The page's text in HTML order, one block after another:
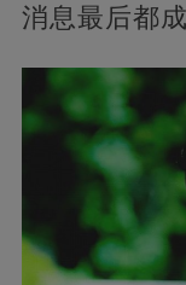
消息最后都成